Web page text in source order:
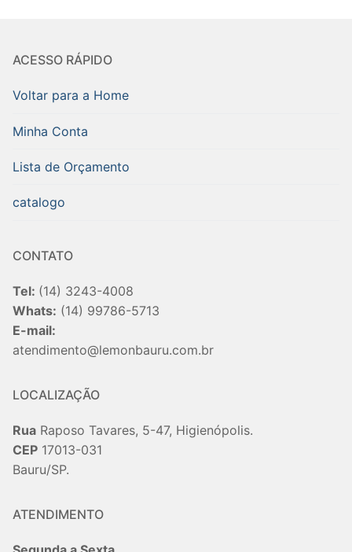
ACESSO RÁPIDO
Voltar para a Home
Minha Conta
Lista de Orçamento
catalogo
CONTATO
Tel: (14) 3243-4008
Whats: (14) 99786-5713
E-mail:
atendimento@lemonbauru.com.br
LOCALIZAÇÃO
Rua Raposo Tavares, 5-47, Higienópolis.
CEP 17013-031
Bauru/SP.
ATENDIMENTO